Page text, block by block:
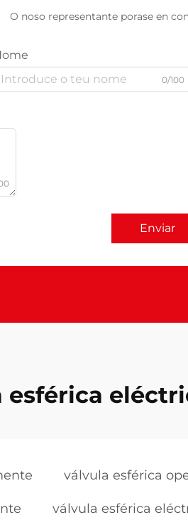
O noso representante porase en
0/100
Enviar
esférica
válvula esférica
válvula esférica